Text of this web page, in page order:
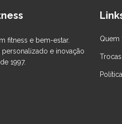
fitness e bem-estar.
e inovação
1997.
Quem